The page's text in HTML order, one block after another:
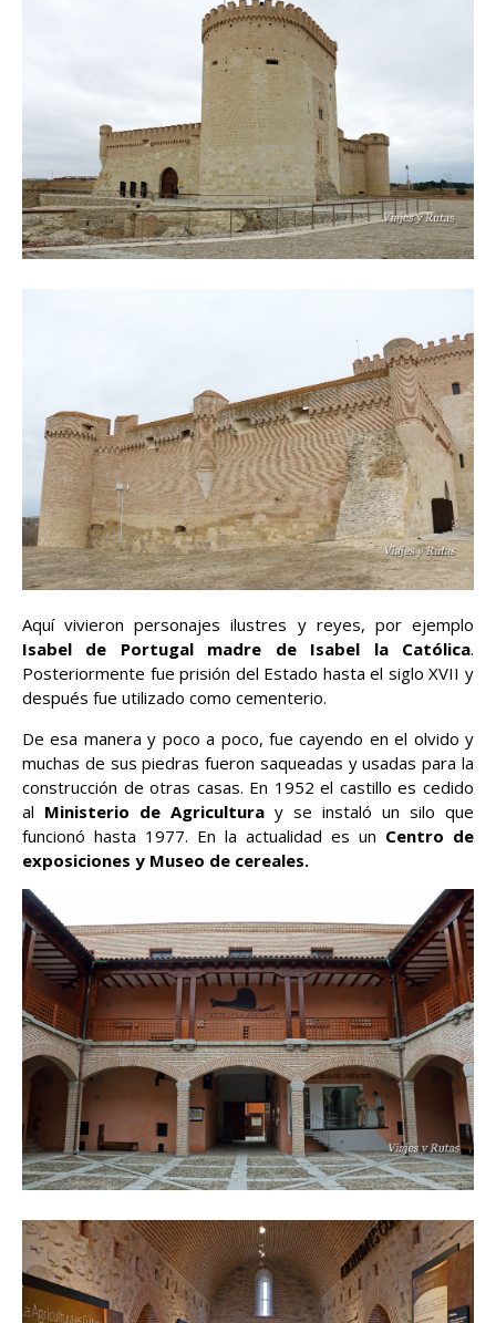
Aquí vivieron personajes ilustres y reyes, por ejemplo
Isabel de Portugal madre de Isabel la Católica.
Posteriormente fue prisión del Estado hasta el siglo XVII y
después fue utilizado como cementerio.
De esa manera y poco a poco, fue cayendo en el olvido y
muchas de sus piedras fueron saqueadas y usadas para la
construcción de otras casas. En 1952 el castillo es cedido
al Ministerio de Agricultura y se instaló un silo que
funcionó hasta 1977. En la actualidad es un Centro de
exposiciones y Museo de cereales.